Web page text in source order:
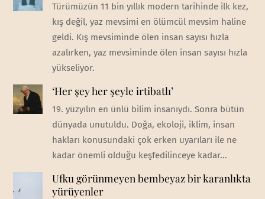
Türümüzün 11 bin yıllık modern tarihinde ilk kez,
kış değil, yaz mevsimi en ölümcül mevsim haline
geldi. Kış mevsiminde ölen insan sayısı hızla
azalırken, yaz mevsiminde ölen insan sayısı hızla
yükseliyor.
‘Her şey her şeyle irtibatlı’
19. yüzyılın en ünlü bilim insanıydı. Sonra bütün
dünyada unutuldu. Doğa, ekoloji, iklim, insan
hakları konusundaki çok erken uyarıları ile ne
kadar önemli olduğu keşfedilinceye kadar...
Ufku görünmeyen bembeyaz bir karanlıkta
yürüyenler